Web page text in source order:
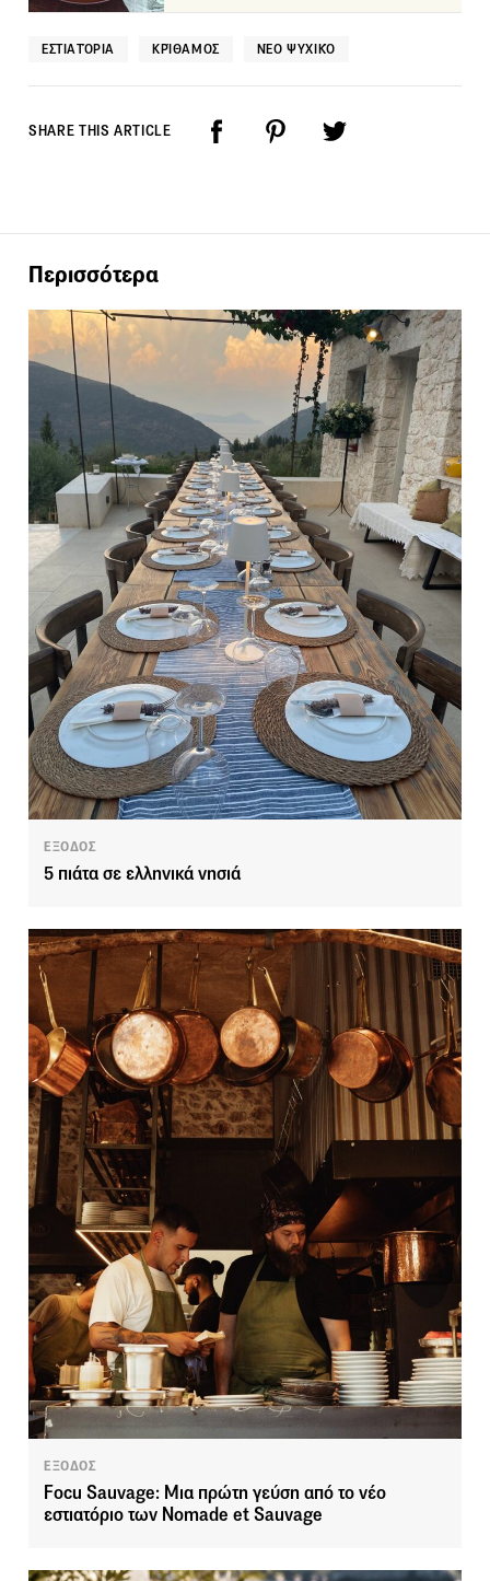
ΕΣΤΙΑΤΌΡΙΑ ΚΡΊΘΑΜΟΣ ΝΈΟ ΨΥΧΙΚΌ
SHARE THIS ARTICLE
Περισσότερα
ΕΞΟΔΟΣ
5 πιάτα σε ελληνικά νησιά
ΕΞΟΔΟΣ
Focu Sauvage: Μια πρώτη γεύση από το νέο
εστιατόριο των Nomade et Sauvage